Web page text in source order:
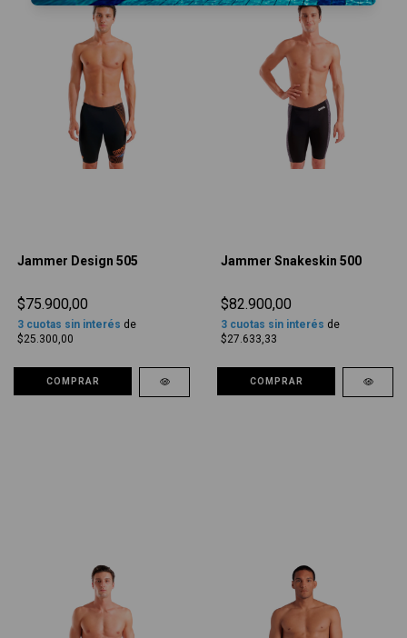
Jammer Design 505
$75.900,00
3 cuotas sin interés de
$25.300,00
COMPRAR
Jammer Snakeskin 500
$82.900,00
3 cuotas sin interés de
$27.633,33
COMPRAR